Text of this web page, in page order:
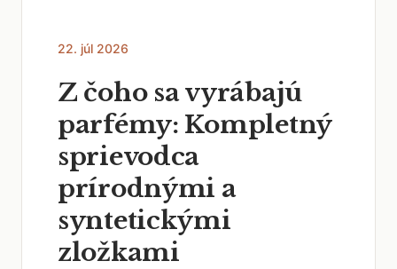
22. júl 2026
Z čoho sa vyrábajú
parfémy: Kompletný
sprievodca
prírodnými a
syntetickými
zložkami